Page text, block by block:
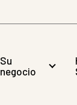
Su
negocio